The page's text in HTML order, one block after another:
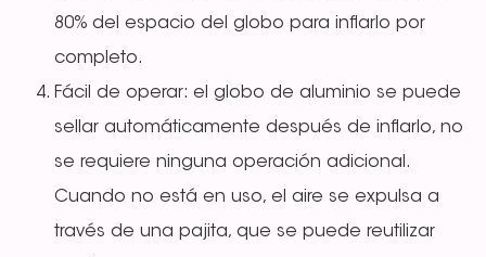
80% del espacio del globo para inflarlo por
completo.
Fácil de operar: el globo de aluminio se puede
sellar automáticamente después de inflarlo, no
se requiere ninguna operación adicional.
Cuando no está en uso, el aire se expulsa a
través de una pajita, que se puede reutilizar